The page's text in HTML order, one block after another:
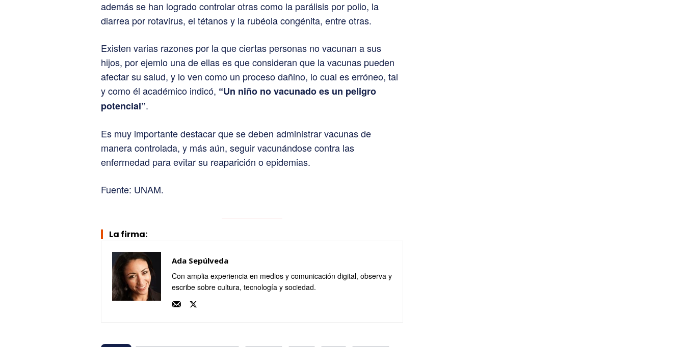
además se han logrado controlar otras como la parálisis por polio, la
diarrea por rotavirus, el tétanos y la rubéola congénita, entre otras.
Existen varias razones por la que ciertas personas no vacunan a sus
hijos, por ejemlo una de ellas es que consideran que la vacunas pueden
afectar su salud, y lo ven como un proceso dañino, lo cual es erróneo, tal
y como él académico indicó, “Un niño no vacunado es un peligro
potencial”.
Es muy importante destacar que se deben administrar vacunas de
manera controlada, y más aún, seguir vacunándose contra las
enfermedad para evitar su reaparición o epidemias.
Fuente: UNAM.
La firma:
Ada Sepúlveda
Con amplia experiencia en medios y comunicación digital, observa y
escribe sobre cultura, tecnología y sociedad.